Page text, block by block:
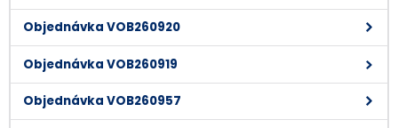
Objednávka VOB260920
Objednávka VOB260919
Objednávka VOB260957